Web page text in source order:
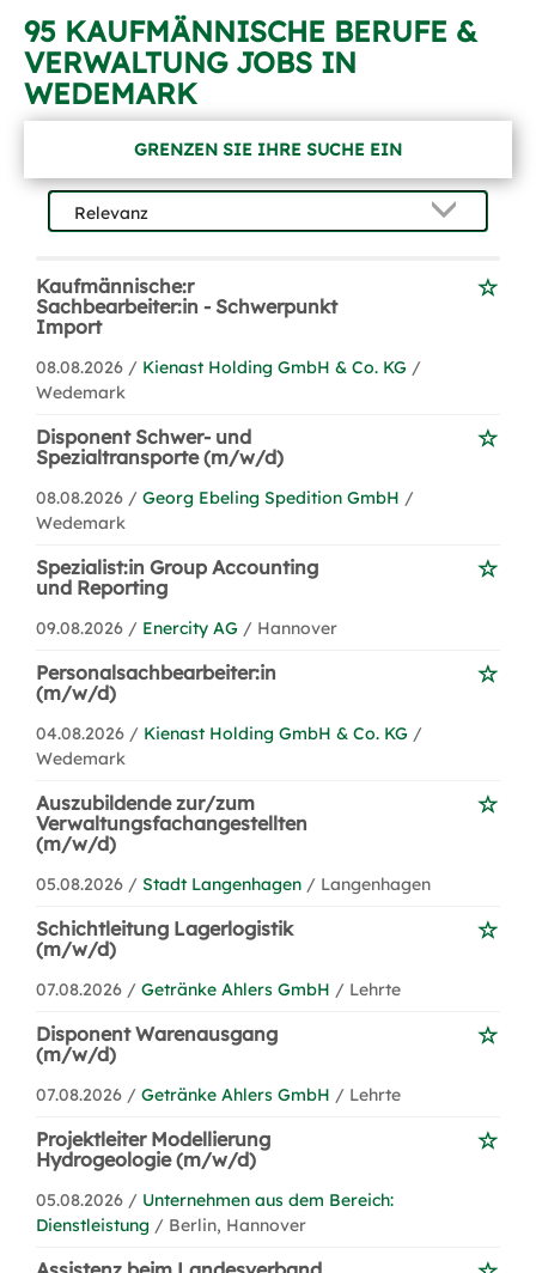
95 KAUFMÄNNISCHE BERUFE &
VERWALTUNG JOBS IN
WEDEMARK
GRENZEN SIE IHRE SUCHE EIN
Kaufmännische:r
Sachbearbeiter:in - Schwerpunkt
Import
08.08.2026 / Kienast Holding GmbH & Co. KG /
Wedemark
Disponent Schwer- und
Spezialtransporte (m/w/d)
08.08.2026 / Georg Ebeling Spedition GmbH /
Wedemark
Spezialist:in Group Accounting
und Reporting
09.08.2026 / Enercity AG / Hannover
Personalsachbearbeiter:in
(m/w/d)
04.08.2026 / Kienast Holding GmbH & Co. KG /
Wedemark
Auszubildende zur/zum
Verwaltungsfachangestellten
(m/w/d)
05.08.2026 / Stadt Langenhagen / Langenhagen
Schichtleitung Lagerlogistik
(m/w/d)
07.08.2026 / Getränke Ahlers GmbH / Lehrte
Disponent Warenausgang
(m/w/d)
07.08.2026 / Getränke Ahlers GmbH / Lehrte
Projektleiter Modellierung
Hydrogeologie (m/w/d)
05.08.2026 / Unternehmen aus dem Bereich:
Dienstleistung / Berlin, Hannover